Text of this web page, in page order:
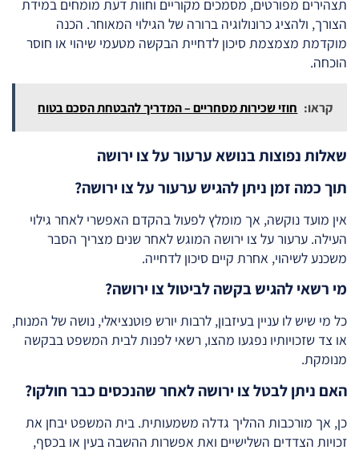
תצהירים מפורטים, מסמכים מקוריים וחוות דעת מומחים במידת
הצורך, ולהציג כרונולוגיה ברורה של הגילוי המאוחר. הכנה
מוקדמת מצמצמת סיכון לדחיית הבקשה מטעמי שיהוי או חוסר
הוכחה.
קראו: חוזי שכירות מסחריים – המדריך להבטחת הסכם בטוח
שאלות נפוצות בנושא ערעור על צו ירושה
תוך כמה זמן ניתן להגיש ערעור על צו ירושה?
אין מועד נוקשה, אך מומלץ לפעול בהקדם האפשרי לאחר גילוי
העילה. ערעור על צו ירושה המוגש לאחר שנים מצריך הסבר
משכנע לשיהוי, אחרת קיים סיכון לדחייה.
מי רשאי להגיש בקשה לביטול צו ירושה?
כל מי שיש לו עניין בעיזבון, לרבות יורש פוטנציאלי, נושה של המנוח,
או צד שזכויותיו נפגעו מהצו, רשאי לפנות לבית המשפט בבקשה
מנומקת.
האם ניתן לבטל צו ירושה לאחר שהנכסים כבר חולקו?
כן, אך מורכבות ההליך גדלה משמעותית. בית המשפט יבחן את
זכויות הצדדים השלישיים ואת אפשרות ההשבה בעין או בכסף,